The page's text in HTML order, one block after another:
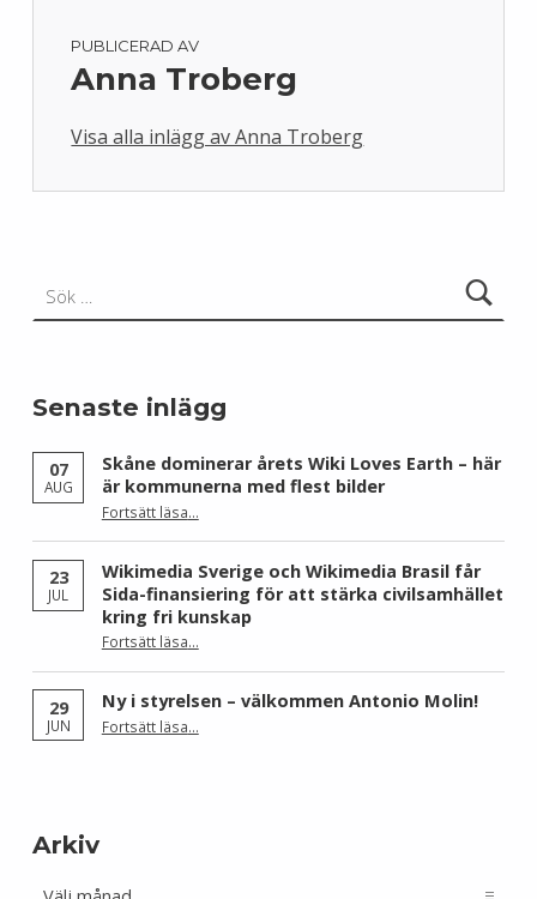
PUBLICERAD AV
Anna Troberg
Visa alla inlägg av Anna Troberg
Skip back to main navigation
Senaste inlägg
07
AUG
Skåne dominerar årets Wiki Loves Earth – här
är kommunerna med flest bilder
Fortsätt läsa“Skåne dominerar årets Wiki Loves Earth – här är kommunerna med flest bilder”
…
23
JUL
Wikimedia Sverige och Wikimedia Brasil får
Sida-finansiering för att stärka civilsamhället
kring fri kunskap
Fortsätt läsa“Wikimedia Sverige och Wikimedia Brasil får Sida-finansiering för att stärka civilsamhället kring fri kunskap”
…
29
JUN
Ny i styrelsen – välkommen Antonio Molin!
Fortsätt läsa“Ny i styrelsen – välkommen Antonio Molin!”
…
Arkiv